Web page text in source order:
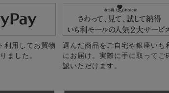
利用してお買物
ました。
選んだ商品をご自宅や銀座いち
にお届け。実際に手に取ってご
認いただけます。